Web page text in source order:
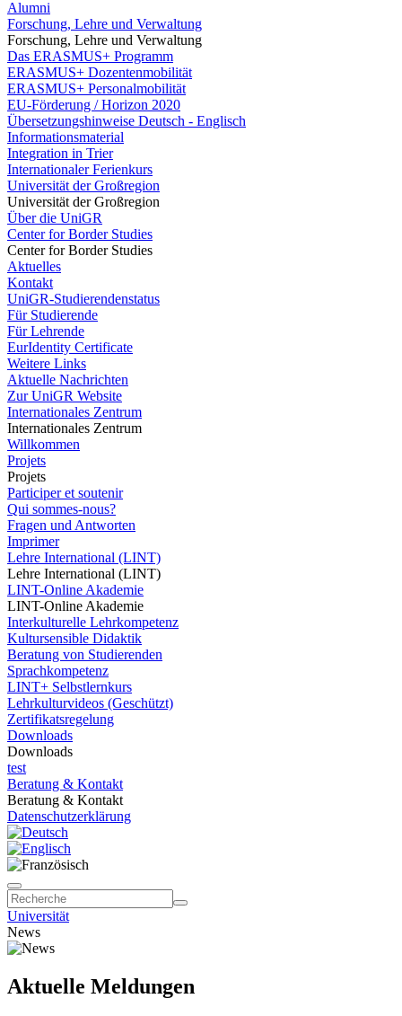
Alumni
Forschung, Lehre und Verwaltung
Forschung, Lehre und Verwaltung
Das ERASMUS+ Programm
ERASMUS+ Dozentenmobilität
ERASMUS+ Personalmobilität
EU-Förderung / Horizon 2020
Übersetzungshinweise Deutsch - Englisch
Informationsmaterial
Integration in Trier
Internationaler Ferienkurs
Universität der Großregion
Universität der Großregion
Über die UniGR
Center for Border Studies
Center for Border Studies
Aktuelles
Kontakt
UniGR-Studierendenstatus
Für Studierende
Für Lehrende
EurIdentity Certificate
Weitere Links
Aktuelle Nachrichten
Zur UniGR Website
Internationales Zentrum
Internationales Zentrum
Willkommen
Projets
Projets
Participer et soutenir
Qui sommes-nous?
Fragen und Antworten
Imprimer
Lehre International (LINT)
Lehre International (LINT)
LINT-Online Akademie
LINT-Online Akademie
Interkulturelle Lehrkompetenz
Kultursensible Didaktik
Beratung von Studierenden
Sprachkompetenz
LINT+ Selbstlernkurs
Lehrkulturvideos (Geschützt)
Zertifikatsregelung
Downloads
Downloads
test
Beratung & Kontakt
Beratung & Kontakt
Datenschutzerklärung
Universität
News
Aktuelle Meldungen